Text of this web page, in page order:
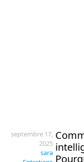
septembre 17,
2025
sara